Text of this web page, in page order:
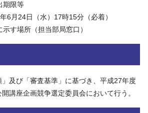
期限等
6月24日（水）17時15分（必着）
す場所（担当部局窓口）
及び「審査基準」に基づき、平成27年度
講座企画競争選定委員会において行う。